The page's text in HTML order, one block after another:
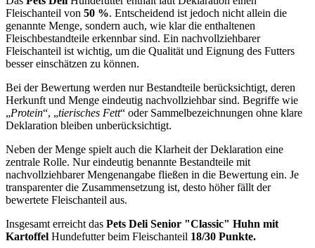
Fleischanteil von 50 %. Entscheidend ist jedoch nicht allein die
genannte Menge, sondern auch, wie klar die enthaltenen
Fleischbestandteile erkennbar sind. Ein nachvollziehbarer
Fleischanteil ist wichtig, um die Qualität und Eignung des Futters
besser einschätzen zu können.
Bei der Bewertung werden nur Bestandteile berücksichtigt, deren
Herkunft und Menge eindeutig nachvollziehbar sind. Begriffe wie
„Protein“, „tierisches Fett“ oder Sammelbezeichnungen ohne klare
Deklaration bleiben unberücksichtigt.
Neben der Menge spielt auch die Klarheit der Deklaration eine
zentrale Rolle. Nur eindeutig benannte Bestandteile mit
nachvollziehbarer Mengenangabe fließen in die Bewertung ein. Je
transparenter die Zusammensetzung ist, desto höher fällt der
bewertete Fleischanteil aus.
Insgesamt erreicht das Pets Deli Senior "Classic" Huhn mit
Kartoffel Hundefutter beim Fleischanteil 18/30 Punkte.